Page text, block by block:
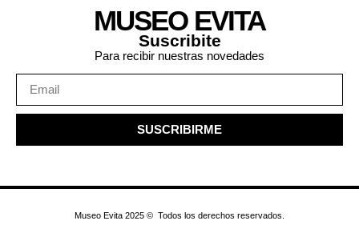
MUSEO EVITA
Suscribite
Para recibir nuestras novedades
SUSCRIBIRME
Museo Evita 2025 © Todos los derechos reservados.